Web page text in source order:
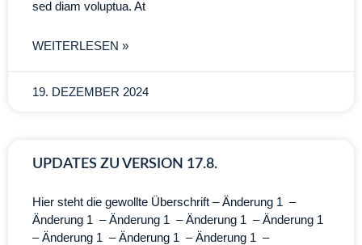
sed diam voluptua. At
WEITERLESEN »
19. DEZEMBER 2024
UPDATES ZU VERSION 17.8.
Hier steht die gewollte Überschrift – Änderung 1 –
Änderung 1 – Änderung 1 – Änderung 1 – Änderung 1
– Änderung 1 – Änderung 1 – Änderung 1 –